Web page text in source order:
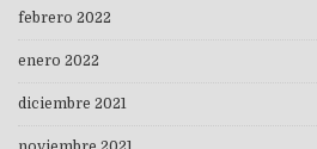
febrero 2022
enero 2022
diciembre 2021